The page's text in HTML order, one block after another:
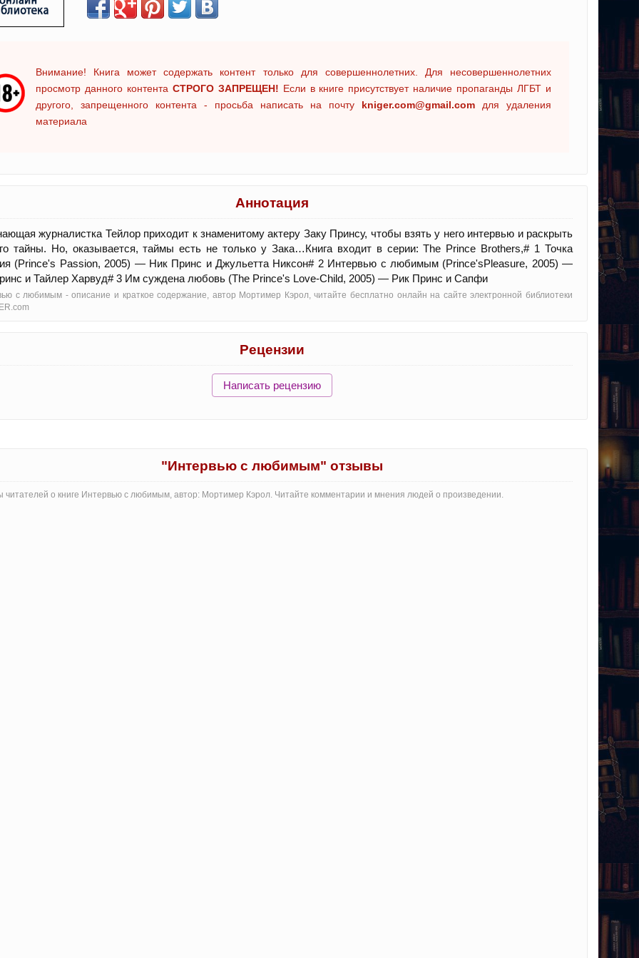
Внимание! Книга может содержать контент только для совершеннолетних. Для несовершеннолетних
просмотр данного контента СТРОГО ЗАПРЕЩЕН! Если в книге присутствует наличие пропаганды ЛГБТ и
другого, запрещенного контента - просьба написать на почту kniger.com@gmail.com для удаления
материала
Аннотация
журналистка Тейлор приходит к знаменитому актеру Заку Принсу, чтобы взять у него интервью и раскрыть
тайны. Но, оказывается, таймы есть не только у Зака…Книга входит в серии: The Prince Brothers,# 1 Точка
(Prince's Passion, 2005) — Ник Принс и Джульетта Никсон# 2 Интервью с любимым (Prince'sPleasure, 2005) —
и Тайлер Харвуд# 3 Им суждена любовь (The Prince's Love-Child, 2005) — Рик Принс и Сапфи
с любимым - oписание и краткое содержание, автор Мортимер Кэрол, читайте бесплатно онлайн на сайте электронной библиотеки
Рецензии
Написать рецензию
"Интервью с любимым" отзывы
читателей о книге Интервью с любимым, автор: Мортимер Кэрол. Читайте комментарии и мнения людей о произведении.